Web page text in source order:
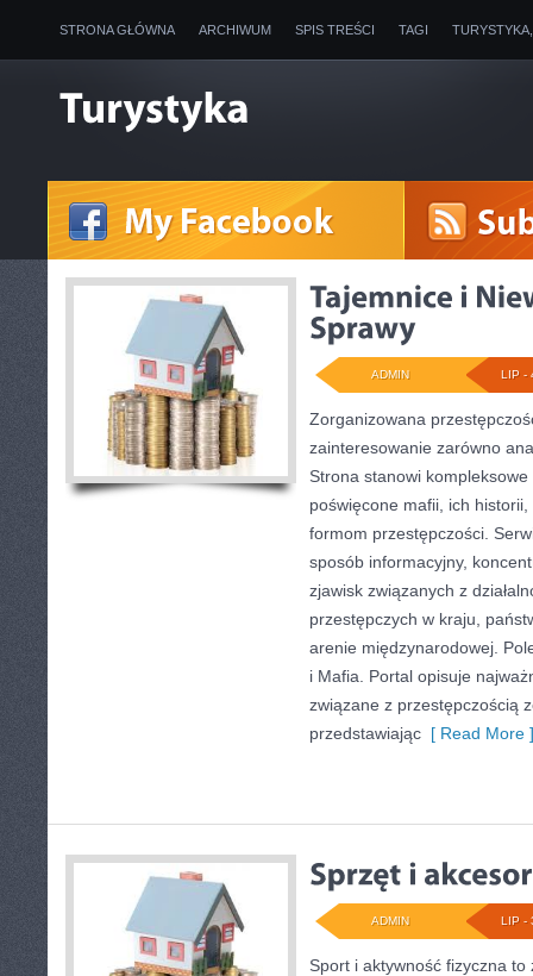
STRONA GŁÓWNA ARCHIWUM SPIS TREŚCI TAGI
LIP -
ADMIN
Zorganizowana
zainteresowanie zarówno
Strona stanowi
poświęcone mafii, ich
formom przestępczości.
sposób informacyjny,
zjawisk związanych z
przestępczych w kraju,
arenie międzynarodowej.
i Mafia. Portal opisuje
związane z przestępczością
przedstawiając [ Read More ]
LIP -
ADMIN
Sport i aktywność fizyczna